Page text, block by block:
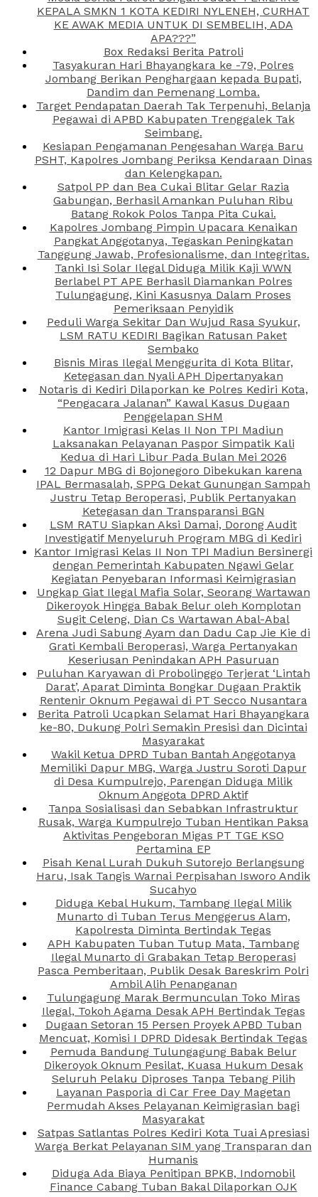
KEPALA SMKN 1 KOTA KEDIRI NYLENEH, CURHAT
KE AWAK MEDIA UNTUK DI SEMBELIH, ADA
APA???”
Box Redaksi Berita Patroli
Tasyakuran Hari Bhayangkara ke -79, Polres
Jombang Berikan Penghargaan kepada Bupati,
Dandim dan Pemenang Lomba.
Target Pendapatan Daerah Tak Terpenuhi, Belanja
Pegawai di APBD Kabupaten Trenggalek Tak
Seimbang.
Kesiapan Pengamanan Pengesahan Warga Baru
PSHT, Kapolres Jombang Periksa Kendaraan Dinas
dan Kelengkapan.
Satpol PP dan Bea Cukai Blitar Gelar Razia
Gabungan, Berhasil Amankan Puluhan Ribu
Batang Rokok Polos Tanpa Pita Cukai.
Kapolres Jombang Pimpin Upacara Kenaikan
Pangkat Anggotanya, Tegaskan Peningkatan
Tanggung Jawab, Profesionalisme, dan Integritas.
Tanki Isi Solar Ilegal Diduga Milik Kaji WWN
Berlabel PT APE Berhasil Diamankan Polres
Tulungagung, Kini Kasusnya Dalam Proses
Pemeriksaan Penyidik
Peduli Warga Sekitar Dan Wujud Rasa Syukur,
LSM RATU KEDIRI Bagikan Ratusan Paket
Sembako
Bisnis Miras Ilegal Menggurita di Kota Blitar,
Ketegasan dan Nyali APH Dipertanyakan
Notaris di Kediri Dilaporkan ke Polres Kediri Kota,
“Pengacara Jalanan” Kawal Kasus Dugaan
Penggelapan SHM
Kantor Imigrasi Kelas II Non TPI Madiun
Laksanakan Pelayanan Paspor Simpatik Kali
Kedua di Hari Libur Pada Bulan Mei 2026
12 Dapur MBG di Bojonegoro Dibekukan karena
IPAL Bermasalah, SPPG Dekat Gunungan Sampah
Justru Tetap Beroperasi, Publik Pertanyakan
Ketegasan dan Transparansi BGN
LSM RATU Siapkan Aksi Damai, Dorong Audit
Investigatif Menyeluruh Program MBG di Kediri
Kantor Imigrasi Kelas II Non TPI Madiun Bersinergi
dengan Pemerintah Kabupaten Ngawi Gelar
Kegiatan Penyebaran Informasi Keimigrasian
Ungkap Giat Ilegal Mafia Solar, Seorang Wartawan
Dikeroyok Hingga Babak Belur oleh Komplotan
Sugit Celeng, Dian Cs Wartawan Abal-Abal
Arena Judi Sabung Ayam dan Dadu Cap Jie Kie di
Grati Kembali Beroperasi, Warga Pertanyakan
Keseriusan Penindakan APH Pasuruan
Puluhan Karyawan di Probolinggo Terjerat ‘Lintah
Darat’, Aparat Diminta Bongkar Dugaan Praktik
Rentenir Oknum Pegawai di PT Secco Nusantara
Berita Patroli Ucapkan Selamat Hari Bhayangkara
ke-80, Dukung Polri Semakin Presisi dan Dicintai
Masyarakat
Wakil Ketua DPRD Tuban Bantah Anggotanya
Memiliki Dapur MBG, Warga Justru Soroti Dapur
di Desa Kumpulrejo, Parengan Diduga Milik
Oknum Anggota DPRD Aktif
Tanpa Sosialisasi dan Sebabkan Infrastruktur
Rusak, Warga Kumpulrejo Tuban Hentikan Paksa
Aktivitas Pengeboran Migas PT TGE KSO
Pertamina EP
Pisah Kenal Lurah Dukuh Sutorejo Berlangsung
Haru, Isak Tangis Warnai Perpisahan Isworo Andik
Sucahyo
Diduga Kebal Hukum, Tambang Ilegal Milik
Munarto di Tuban Terus Menggerus Alam,
Kapolresta Diminta Bertindak Tegas
APH Kabupaten Tuban Tutup Mata, Tambang
Ilegal Munarto di Grabakan Tetap Beroperasi
Pasca Pemberitaan, Publik Desak Bareskrim Polri
Ambil Alih Penanganan
Tulungagung Marak Bermunculan Toko Miras
Ilegal, Tokoh Agama Desak APH Bertindak Tegas
Dugaan Setoran 15 Persen Proyek APBD Tuban
Mencuat, Komisi I DPRD Didesak Bertindak Tegas
Pemuda Bandung Tulungagung Babak Belur
Dikeroyok Oknum Pesilat, Kuasa Hukum Desak
Seluruh Pelaku Diproses Tanpa Tebang Pilih
Layanan Pasporia di Car Free Day Magetan
Permudah Akses Pelayanan Keimigrasian bagi
Masyarakat
Satpas Satlantas Polres Kediri Kota Tuai Apresiasi
Warga Berkat Pelayanan SIM yang Transparan dan
Humanis
Diduga Ada Biaya Penitipan BPKB, Indomobil
Finance Cabang Tuban Bakal Dilaporkan OJK